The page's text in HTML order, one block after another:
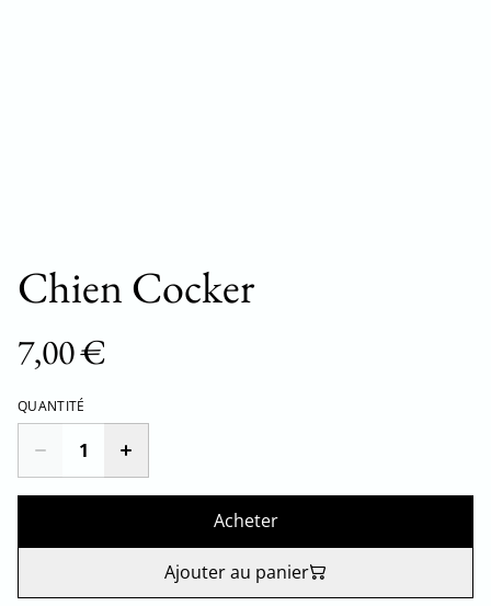
Chien Cocker
7,00 €
QUANTITÉ
Acheter
Ajouter au panier